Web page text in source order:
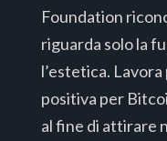
Foundation
riguarda solo la
l’estetica.
positiva per
al fine di attirare